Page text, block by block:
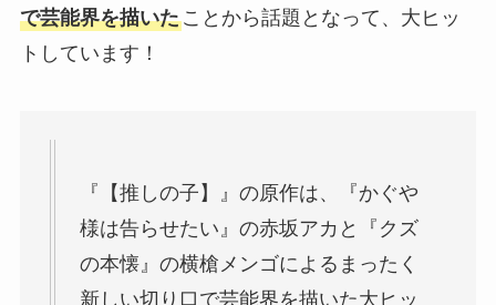
で芸能界を描いたことから話題となって、大ヒッ
トしています！
『【推しの子】』の原作は、『かぐや
様は告らせたい』の赤坂アカと『クズ
の本懐』の横槍メンゴによるまったく
新しい切り口で芸能界を描いた大ヒッ